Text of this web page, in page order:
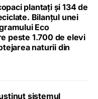
plantați și 134 de
Bilanțul unei
Eco
peste 1.700 de elevi
naturii din
sistemul